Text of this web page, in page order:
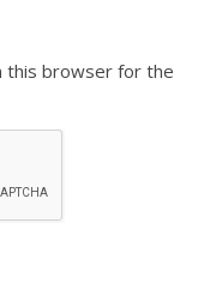
this browser for the